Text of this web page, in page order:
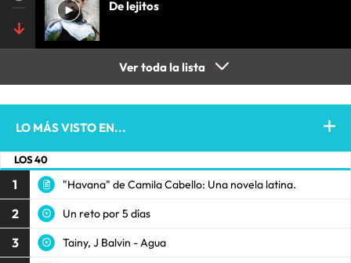
De lejitos
Ver toda la lista
LO MÁS VISTO EN...
LOS 40
1 "Havana" de Camila Cabello: Una novela latina.
2 Un reto por 5 días
3 Tainy, J Balvin - Agua